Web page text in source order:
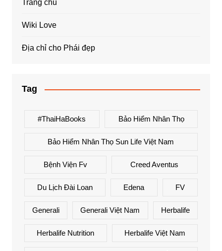
Trang chủ
Wiki Love
Địa chỉ cho Phái đẹp
Tag
#ThaiHaBooks Bảo Hiểm Nhân Thọ
Bảo Hiểm Nhân Thọ Sun Life Việt Nam
Bệnh Viện Fv Creed Aventus
Du Lịch Đài Loan Edena FV
Generali Generali Việt Nam Herbalife
Herbalife Nutrition Herbalife Việt Nam